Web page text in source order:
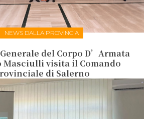
NEWS DALLA PROVINCIA
del Corpo D’Armata
Masciulli visita il Comando
di Salerno